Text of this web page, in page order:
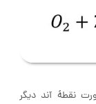
نقطۀ آند دیگر